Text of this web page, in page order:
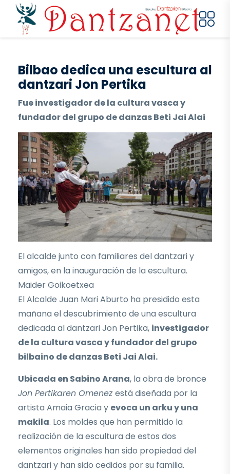
Pasar al contenido principal
Bilbao dedica una escultura al
dantzari Jon Pertika
Fue investigador de la cultura vasca y
fundador del grupo de danzas Beti Jai Alai
El alcalde junto con familiares del dantzari y
amigos, en la inauguración de la escultura.
Maider Goikoetxea
El Alcalde Juan Mari Aburto ha presidido esta
mañana el descubrimiento de una escultura
dedicada al dantzari Jon Pertika, investigador
de la cultura vasca y fundador del grupo
bilbaino de danzas Beti Jai Alai.
Ubicada en Sabino Arana, la obra de bronce
Jon Pertikaren Omenezestá diseñada por la
artista Amaia Gracia y evoca un arku y una
makila. Los moldes que han permitido la
realización de la escultura de estos dos
elementos originales han sido propiedad del
dantzari y han sido cedidos por su familia.